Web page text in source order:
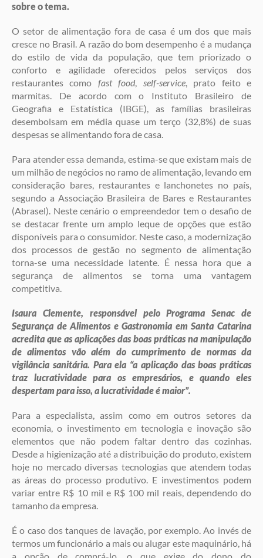
sobre o tema.
O setor de alimentação fora de casa é um dos que mais
cresce no Brasil. A razão do bom desempenho é a mudança
do estilo de vida da população, que tem priorizado o
conforto e agilidade oferecidos pelos serviços dos
restaurantes como fast food, self-service, prato feito e
marmitas. De acordo com o Instituto Brasileiro de
Geografia e Estatística (IBGE), as famílias brasileiras
desembolsam em média quase um terço (32,8%) de suas
despesas se alimentando fora de casa.
Para atender essa demanda, estima-se que existam mais de
um milhão de negócios no ramo de alimentação, levando em
consideração bares, restaurantes e lanchonetes no país,
segundo a Associação Brasileira de Bares e Restaurantes
(Abrasel). Neste cenário o empreendedor tem o desafio de
se destacar frente um amplo leque de opções que estão
disponíveis para o consumidor. Neste caso, a modernização
dos processos de gestão no segmento de alimentação
torna-se uma necessidade latente. É nessa hora que a
segurança de alimentos se torna uma vantagem
competitiva.
Isaura Clemente, responsável pelo Programa Senac de
Segurança de Alimentos e Gastronomia em Santa Catarina
acredita que as aplicações das boas práticas na manipulação
de alimentos vão além do cumprimento de normas da
vigilância sanitária. Para ela “a aplicação das boas práticas
traz lucratividade para os empresários, e quando eles
despertam para isso, a lucratividade é maior”.
Para a especialista, assim como em outros setores da
economia, o investimento em tecnologia e inovação são
elementos que não podem faltar dentro das cozinhas.
Desde a higienização até a distribuição do produto, existem
hoje no mercado diversas tecnologias que atendem todas
as áreas do processo produtivo. E investimentos podem
variar entre R$ 10 mil e R$ 100 mil reais, dependendo do
tamanho da empresa.
É o caso dos tanques de lavação, por exemplo. Ao invés de
termos um funcionário a mais ou alugar este maquinário, há